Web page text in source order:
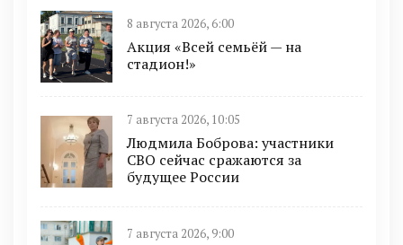
8 августа 2026, 6:00
Акция «Всей семьёй — на
стадион!»
7 августа 2026, 10:05
Людмила Боброва: участники
СВО сейчас сражаются за
будущее России
7 августа 2026, 9:00